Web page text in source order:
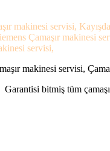
makinesi servisi,
Çamaşır makinesi
servisi,
makinesi servisi,
Garantisi bitmiş tüm